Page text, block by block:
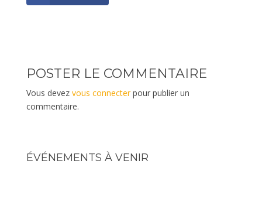
POSTER LE COMMENTAIRE
Vous devez vous connecterpour publier un
commentaire.
ÉVÉNEMENTS À VENIR